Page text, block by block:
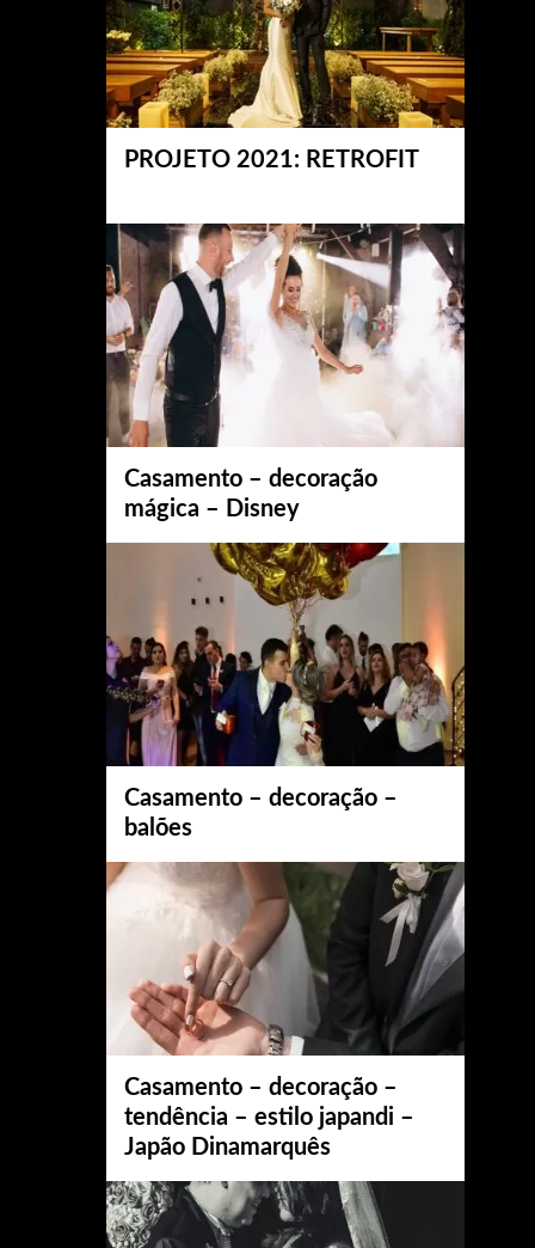
PROJETO 2021: RETROFIT
Casamento – decoração
mágica – Disney
Casamento – decoração –
balões
Casamento – decoração –
tendência – estilo japandi –
Japão Dinamarquês